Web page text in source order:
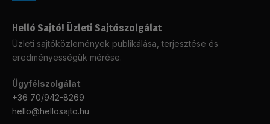
Helló Sajtó! Üzleti Sajtószolgálat
Üzleti sajtóközlemények publikálása, terjesztése és
eredményességük mérése.
Ügyfélszolgálat:
+36 70/942-8269
hello@hellosajto.hu